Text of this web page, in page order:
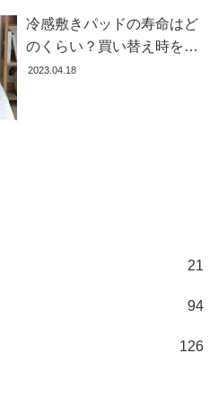
冷感敷きパッドの寿命はど
のくらい？買い替え時を見
極める方法とおすすめ商品
2023.04.18
21
94
126